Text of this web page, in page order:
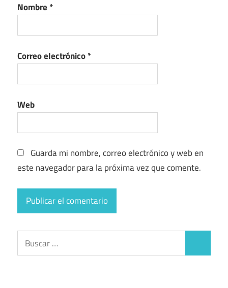
Nombre *
Correo electrónico*
Web
Guarda mi nombre, correo electrónico y web en
este navegador para la próxima vez que comente.
Buscar: